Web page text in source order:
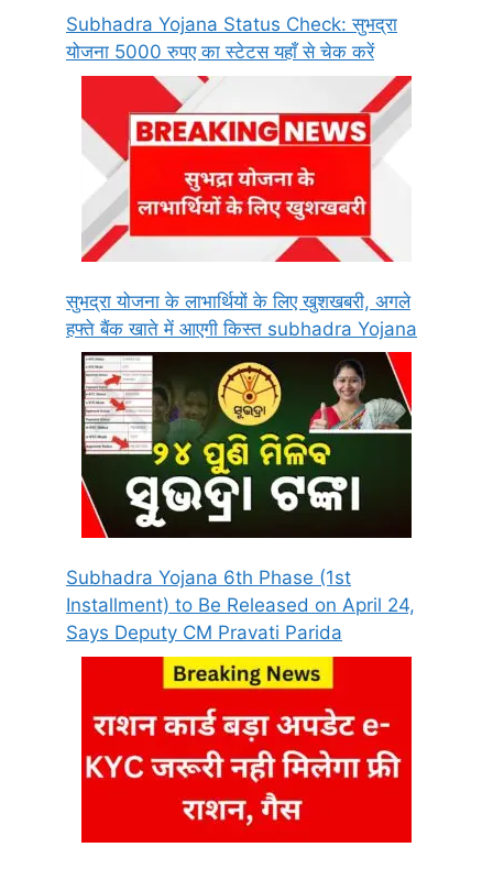
Subhadra Yojana Status Check: सुभद्रा
योजना 5000 रुपए का स्टेटस यहाँ से चेक करें
सुभद्रा योजना के लाभार्थियों के लिए खुशखबरी, अगले
हफ्ते बैंक खाते में आएगी किस्त subhadra Yojana
Subhadra Yojana 6th Phase (1st
Installment) to Be Released on April 24,
Says Deputy CM Pravati Parida